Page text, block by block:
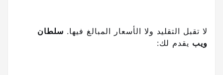
لا تقبل التقليد ولا الأسعار المبالغ فيها. سلطان
ويب يقدم لك: